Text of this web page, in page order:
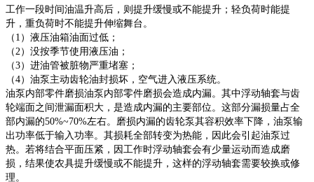
工作一段时间油温升高后，则提升缓慢或不能提升；轻负荷时能提
升，重负荷时不能提升伸缩舞台。
（ 1）液压油箱油面过低；
（2）没按季节使用液压油；
（3）进油管被脏物严重堵塞；
（4）油泵主动齿轮油封损坏，空气进入液压系统。
油泵内部零件磨损油泵内部零件磨损会造成内漏。其中浮动轴套与齿
轮端面之间泄漏面积大，是造成内漏的主要部位。这部分漏损量占全
部内漏的50%~70%左右。磨损内漏的齿轮泵其容积效率下降，油泵输
出功率低于输入功率。其损耗全部转变为热能，因此会引起油泵过
热。若将结合平面压紧，因工作时浮动轴套会有少量运动而造成磨
损，结果使农具提升缓慢或不能提升，这样的浮动轴套需要较换或修
理。